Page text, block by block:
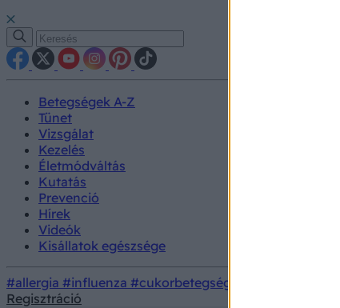
Betegségek A-Z
Tünet
Vizsgálat
Kezelés
Életmódváltás
Kutatás
Prevenció
Hírek
Videók
Kisállatok egészsége
#allergia #influenza #cukorbetegség
Regisztráció